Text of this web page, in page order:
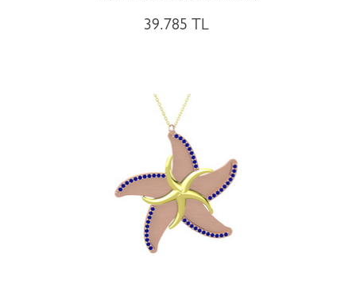
39.785 TL